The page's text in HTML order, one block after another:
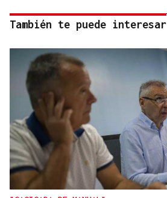
También te puede interesar